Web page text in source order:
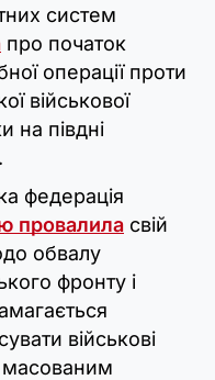
систем
про початок
операції проти
військової
на півдні
федерація
провалила свій
обвалу
фронту і
військові
масованим